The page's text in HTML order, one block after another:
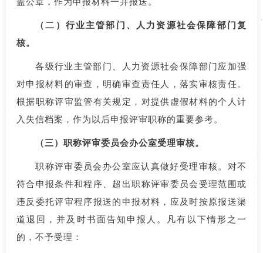
（二）行业主管部门、人力资源社会保障部门复
核。
各级行业主管部门、人力资源社会保障部门应加强
对申报材料的审查，明确审查责任人，落实审核责任。
根据职称评审监管有关规定，对提供虚假材料的个人计
入失信档案，作为以后申报评审职称的重要参考。
（三）职称评审委员会办公室受理审核。
职称评审委员会办公室应认真做好受理审核。对不
符合申报条件和程序、超出职称评审委员会受理范围或
违反委托评审程序报送的申报材料，应及时按原报送渠
道退回，并及时书面告知申报人。凡有以下情形之一
的，不予受理：